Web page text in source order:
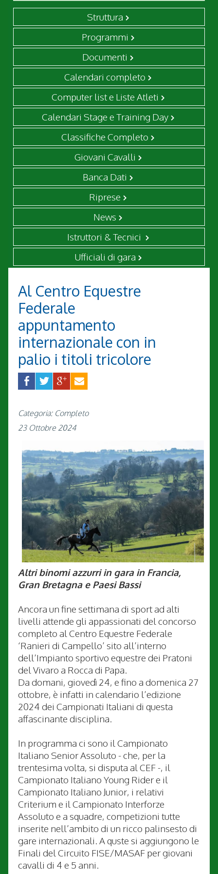
Struttura
Programmi
Documenti
Calendari completo
Computer list e Liste Atleti
Calendari Stage e Training Day
Classifiche Completo
Giovani Cavalli
Banca Dati
Riprese
News
Istruttori & Tecnici
Ufficiali di gara
Al Centro Equestre
Federale
appuntamento
internazionale con in
palio i titoli tricolore
Categoria: Completo
23 Ottobre 2024
Altri binomi azzurri in gara in Francia,
Gran Bretagna e Paesi Bassi
Ancora un fine settimana di sport ad alti
livelli attende gli appassionati del concorso
completo al Centro Equestre Federale
‘Ranieri di Campello’ sito all’interno
dell’Impianto sportivo equestre dei Pratoni
del Vivaro a Rocca di Papa.
Da domani, giovedì 24, e fino a domenica 27
ottobre, è infatti in calendario l’edizione
2024 dei Campionati Italiani di questa
affascinante disciplina.
In programma ci sono il Campionato
Italiano Senior Assoluto - che, per la
trentesima volta, si disputa al CEF -, il
Campionato Italiano Young Rider e il
Campionato Italiano Junior, i relativi
Criterium e il Campionato Interforze
Assoluto e a squadre, competizioni tutte
inserite nell’ambito di un ricco palinsesto di
gare internazionali. A quste si aggiungono le
Finali del Circuito FISE/MASAF per giovani
cavalli di 4 e 5 anni.